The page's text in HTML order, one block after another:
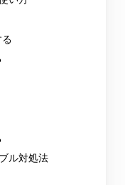
ル対処法